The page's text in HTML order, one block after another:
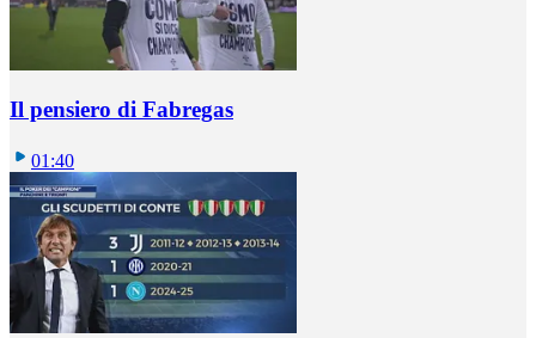
Il pensiero di Fabregas
01:40